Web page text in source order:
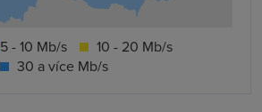
5 - 10 Mb/s
10 - 20 Mb/s
30 a více Mb/s